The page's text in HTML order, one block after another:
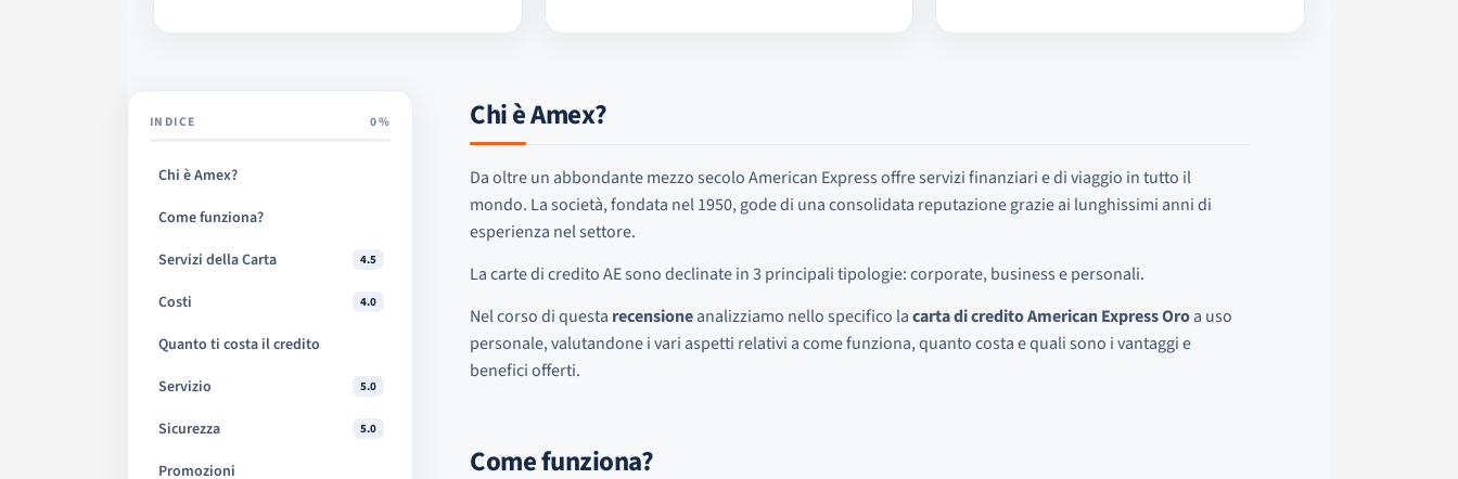
INDICE 0%
Chi è Amex?
Come funziona?
Servizi della Carta
4.5
Costi 4.0
Quanto ti costa il credito
Servizio
5.0
Sicurezza 5.0
Promozioni
Chi è Amex?
Da oltre un abbondante mezzo secolo American Express offre servizi finanziari e di viaggio in tutto il
mondo. La società, fondata nel 1950, gode di una consolidata reputazione grazie ai lunghissimi anni di
esperienza nel settore.
La carte di credito AE sono declinate in 3 principali tipologie: corporate, business e personali.
Nel corso di questa recensioneanalizziamo nello specifico lacarta di credito American Express Oroa uso
personale, valutandone i vari aspetti relativi a come funziona, quanto costa e quali sono i vantaggi e
benefici offerti.
Come funziona?